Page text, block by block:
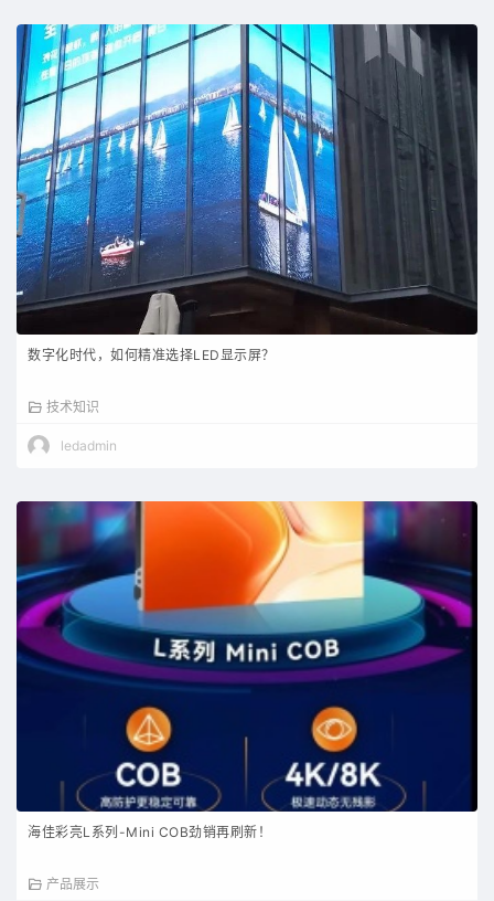
数字化时代，如何精准选择LED显示屏？
技术知识
ledadmin
海佳彩亮L系列-Mini COB劲销再刷新！
产品展示